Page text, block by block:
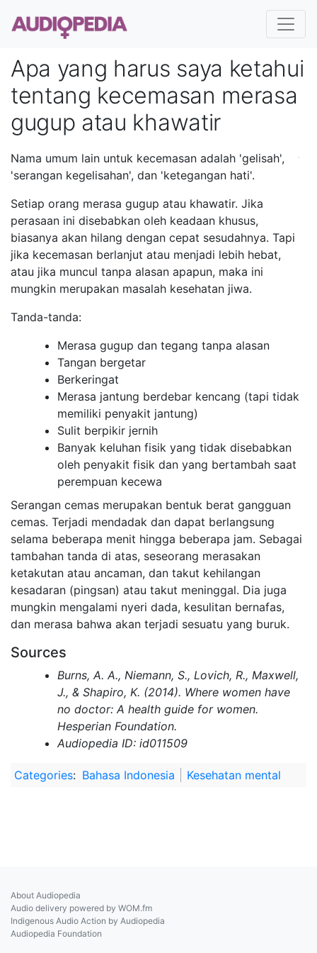
Apa yang harus saya ketahui
tentang kecemasan merasa
gugup atau khawatir
Nama umum lain untuk kecemasan adalah 'gelisah',
'serangan kegelisahan', dan 'ketegangan hati'.
Setiap orang merasa gugup atau khawatir. Jika
perasaan ini disebabkan oleh keadaan khusus,
biasanya akan hilang dengan cepat sesudahnya. Tapi
jika kecemasan berlanjut atau menjadi lebih hebat,
atau jika muncul tanpa alasan apapun, maka ini
mungkin merupakan masalah kesehatan jiwa.
Tanda-tanda:
Merasa gugup dan tegang tanpa alasan
Tangan bergetar
Berkeringat
Merasa jantung berdebar kencang (tapi tidak
memiliki penyakit jantung)
Sulit berpikir jernih
Banyak keluhan fisik yang tidak disebabkan
oleh penyakit fisik dan yang bertambah saat
perempuan kecewa
Serangan cemas merupakan bentuk berat gangguan
cemas. Terjadi mendadak dan dapat berlangsung
selama beberapa menit hingga beberapa jam. Sebagai
tambahan tanda di atas, seseorang merasakan
ketakutan atau ancaman, dan takut kehilangan
kesadaran (pingsan) atau takut meninggal. Dia juga
mungkin mengalami nyeri dada, kesulitan bernafas,
dan merasa bahwa akan terjadi sesuatu yang buruk.
Sources
Burns, A. A., Niemann, S., Lovich, R., Maxwell,
J., & Shapiro, K. (2014). Where women have
no doctor: A health guide for women.
Hesperian Foundation.
Audiopedia ID: id011509
Categories: Bahasa Indonesia Kesehatan mental
About Audiopedia
Audio delivery powered by WOM.fm
Indigenous Audio Action by Audiopedia
Audiopedia Foundation